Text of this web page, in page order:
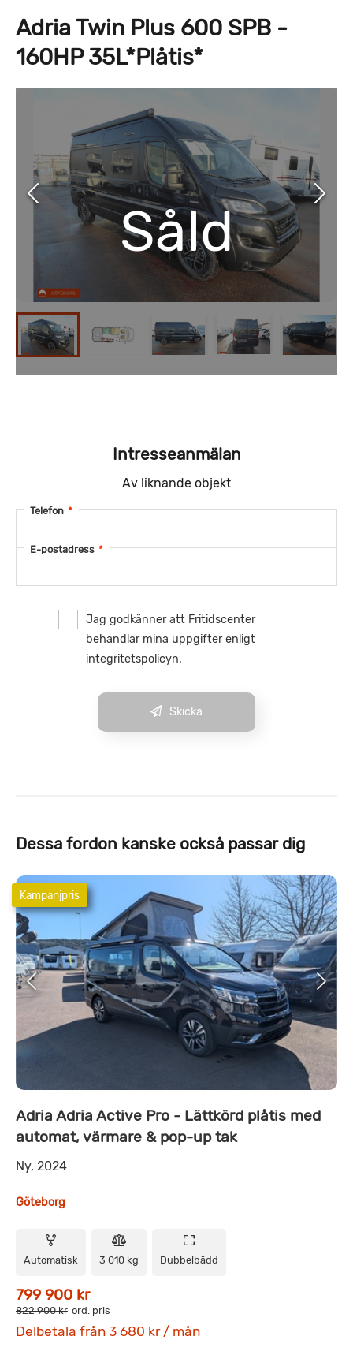
Adria Twin Plus 600 SPB -
160HP 35L*Plåtis*
Såld
Intresseanmälan
Av liknande objekt
Telefon *
E-postadress *
Jag godkänner att Fritidscenter
behandlar mina uppgifter enligt
integritetspolicyn.
Skicka
Dessa fordon kanske också passar dig
Kampanjpris
Adria Adria Active Pro - Lättkörd plåtis med
automat, värmare & pop-up tak
Ny, 2024
Göteborg
Automatisk 3 010 kg Dubbelbädd
799 900 kr
822 900 kr ord. pris
Delbetala från 3 680 kr / mån